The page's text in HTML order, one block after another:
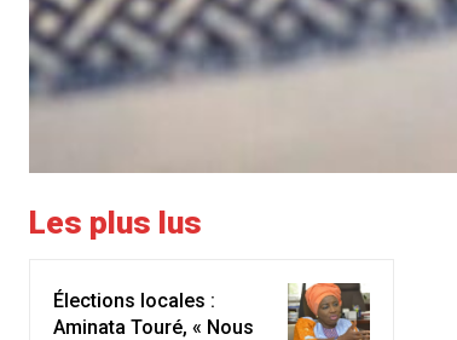
Les plus lus
Élections locales :
Aminata Touré, « Nous